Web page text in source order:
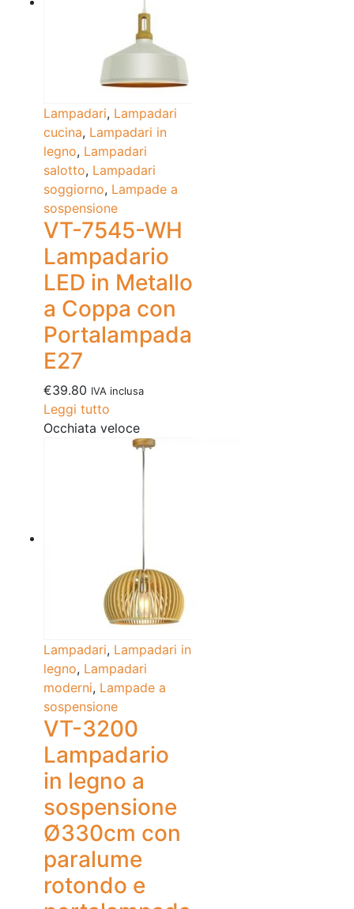
Lampadari, Lampadari
cucina, Lampadari in
legno, Lampadari
salotto, Lampadari
soggiorno, Lampade a
sospensione
VT-7545-WH
Lampadario
LED in Metallo
a Coppa con
Portalampada
E27
€39.80 IVA inclusa
Leggi tutto
Occhiata veloce
Lampadari, Lampadari in
legno, Lampadari
moderni, Lampade a
sospensione
VT-3200
Lampadario
in legno a
sospensione
Ø330cm con
paralume
rotondo e